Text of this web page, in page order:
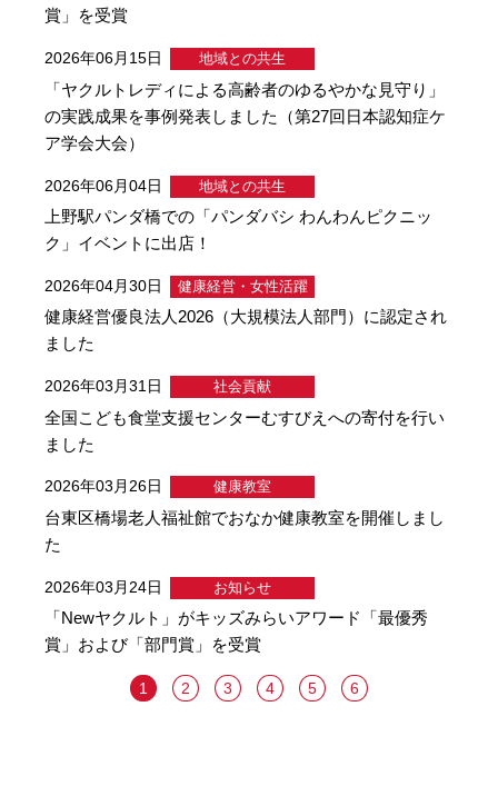
賞」を受賞
2026年06月15日 地域との共生
「ヤクルトレディによる高齢者のゆるやかな見守り」
の実践成果を事例発表しました（第27回日本認知症ケ
ア学会大会）
2026年06月04日 地域との共生
上野駅パンダ橋での「パンダバシ わんわんピクニッ
ク」イベントに出店！
2026年04月30日 健康経営・女性活躍
健康経営優良法人2026（大規模法人部門）に認定され
ました
2026年03月31日 社会貢献
全国こども食堂支援センターむすびえへの寄付を行い
ました
2026年03月26日 健康教室
台東区橋場老人福祉館でおなか健康教室を開催しまし
た
2026年03月24日 お知らせ
「Newヤクルト」がキッズみらいアワード「最優秀
賞」および「部門賞」を受賞
1 2 3 4 5 6